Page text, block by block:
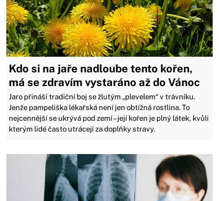
Kdo si na jaře nadloube tento kořen,
má se zdravím vystaráno až do Vánoc
Jaro přináší tradiční boj se žlutým „plevelem“ v trávníku.
Jenže pampeliška lékařská není jen obtížná rostlina. To
nejcennější se ukrývá pod zemí – její kořen je plný látek, kvůli
kterým lidé často utrácejí za doplňky stravy.